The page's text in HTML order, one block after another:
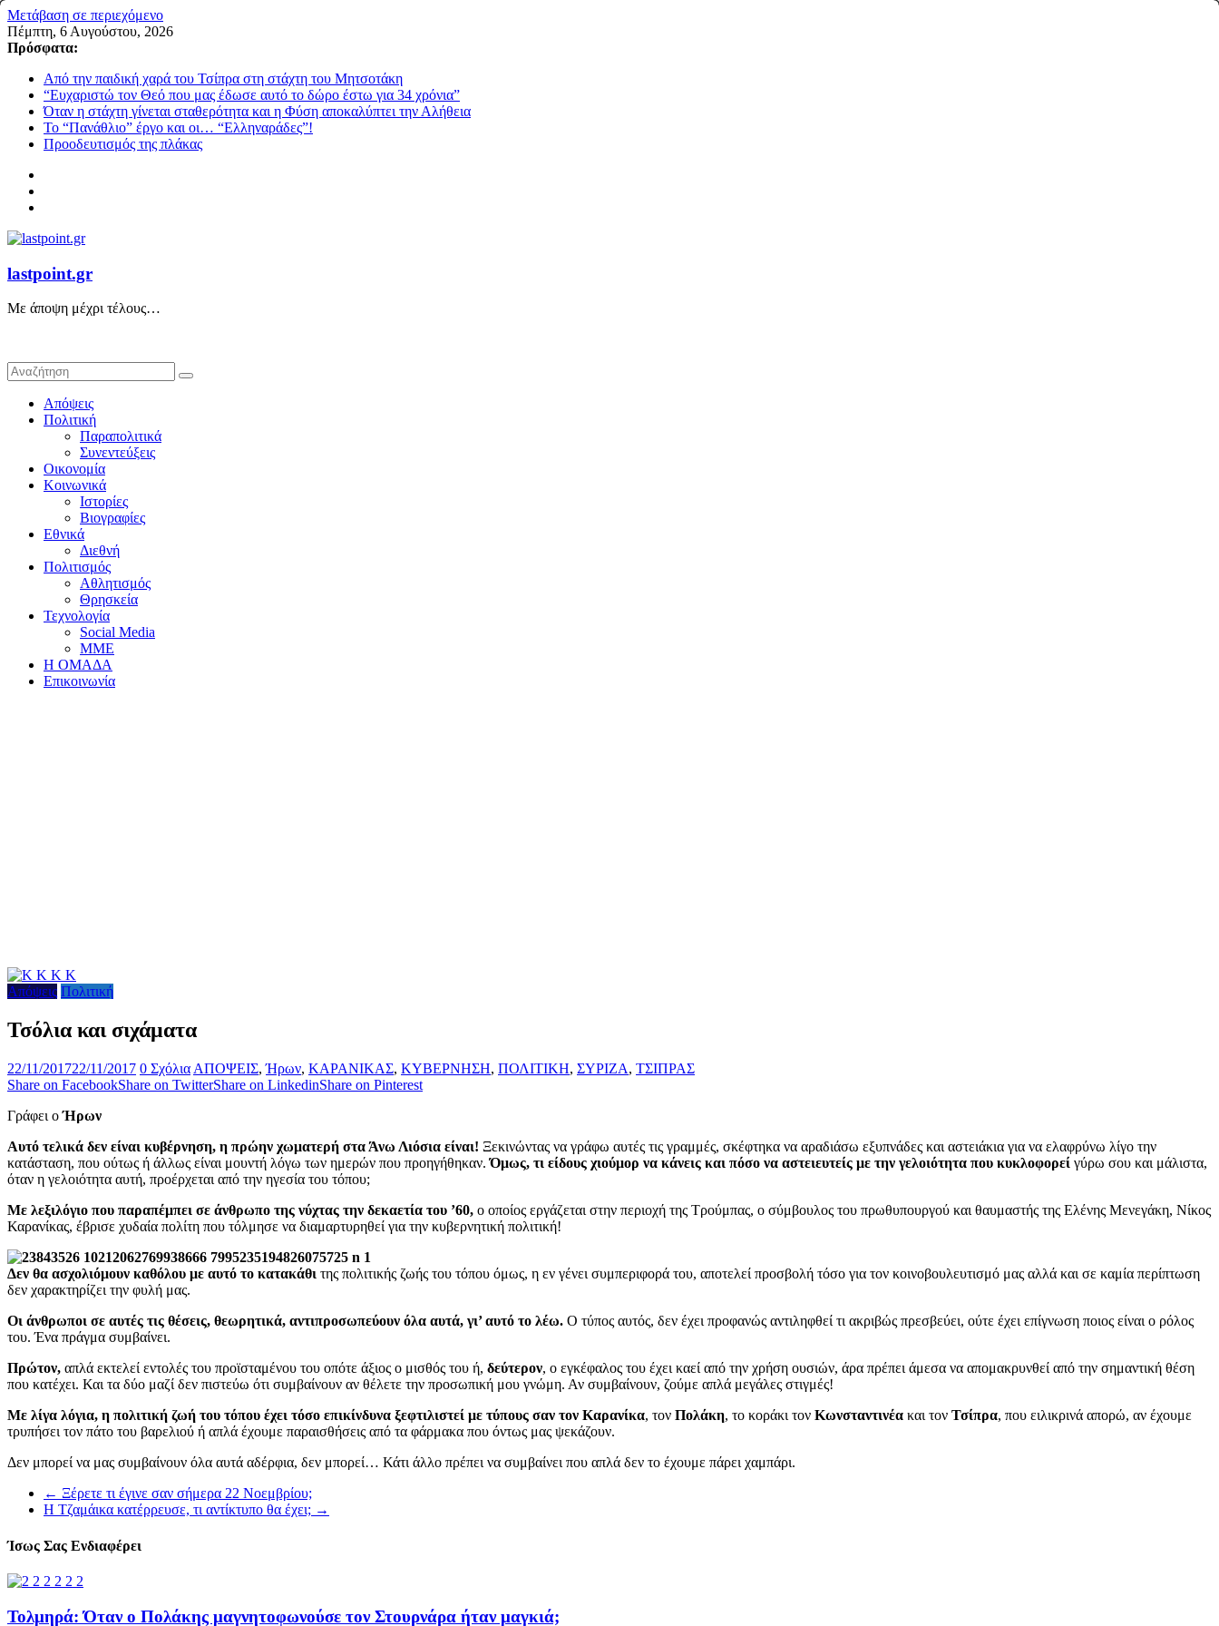
Μετάβαση σε περιεχόμενο
Πέμπτη, 6 Αυγούστου, 2026
Πρόσφατα:
Από την παιδική χαρά του Τσίπρα στη στάχτη του Μητσοτάκη
“Ευχαριστώ τον Θεό που μας έδωσε αυτό το δώρο έστω για 34 χρόνια”
Όταν η στάχτη γίνεται σταθερότητα και η Φύση αποκαλύπτει την Αλήθεια
Το “Πανάθλιο” έργο και οι… “Ελληναράδες”!
Προοδευτισμός της πλάκας
lastpoint.gr
Με άποψη μέχρι τέλους…
Απόψεις
Πολιτική
Παραπολιτικά
Συνεντεύξεις
Οικονομία
Κοινωνικά
Ιστορίες
Βιογραφίες
Εθνικά
Διεθνή
Πολιτισμός
Αθλητισμός
Θρησκεία
Τεχνολογία
Social Media
ΜΜΕ
Η ΟΜΑΔΑ
Επικοινωνία
Απόψεις Πολιτική
Τσόλια και σιχάματα
22/11/201722/11/2017 0 Σχόλια ΑΠΟΨΕΙΣ,Ήρων, ΚΑΡΑΝΙΚΑΣ, ΚΥΒΕΡΝΗΣΗ, ΠΟΛΙΤΙΚΗ, ΣΥΡΙΖΑ, ΤΣΙΠΡΑΣ
Share on FacebookShare on TwitterShare on LinkedinShare on Pinterest
Γράφει οΉρων
Αυτό τελικά δεν είναι κυβέρνηση, η πρώην χωματερή στα Άνω Λιόσια είναι! Ξεκινώντας να γράφω αυτές τις γραμμές, σκέφτηκα να αραδιάσω εξυπνάδες και αστειάκια για να ελαφρύνω λίγο την
κατάσταση, που ούτως ή άλλως είναι μουντή λόγω των ημερών που προηγήθηκαν.Όμως, τι είδους χιούμορ να κάνεις και πόσο να αστειευτείς με την γελοιότητα που κυκλοφορεί γύρω σου και μάλιστα,
όταν η γελοιότητα αυτή, προέρχεται από την ηγεσία του τόπου;
Με λεξιλόγιο που παραπέμπει σε άνθρωπο της νύχτας την δεκαετία του ’60, ο οποίος εργάζεται στην περιοχή της Τρούμπας, ο σύμβουλος του πρωθυπουργού και θαυμαστής της Ελένης Μενεγάκη, Νίκος
Καρανίκας, έβρισε χυδαία πολίτη που τόλμησε να διαμαρτυρηθεί για την κυβερνητική πολιτική!
Δεν θα ασχολιόμουν καθόλου με αυτό το κατακάθι της πολιτικής ζωής του τόπου όμως, η εν γένει συμπεριφορά του, αποτελεί προσβολή τόσο για τον κοινοβουλευτισμό μας αλλά και σε καμία περίπτωση
δεν χαρακτηρίζει την φυλή μας.
Οι άνθρωποι σε αυτές τις θέσεις, θεωρητικά, αντιπροσωπεύουν όλα αυτά, γι’ αυτό το λέω. Ο τύπος αυτός, δεν έχει προφανώς αντιληφθεί τι ακριβώς πρεσβεύει, ούτε έχει επίγνωση ποιος είναι ο ρόλος
του. Ένα πράγμα συμβαίνει.
Πρώτον, απλά εκτελεί εντολές του προϊσταμένου του οπότε άξιος ο μισθός του ή, δεύτερον, ο εγκέφαλος του έχει καεί από την χρήση ουσιών, άρα πρέπει άμεσα να απομακρυνθεί από την σημαντική θέση
που κατέχει. Και τα δύο μαζί δεν πιστεύω ότι συμβαίνουν αν θέλετε την προσωπική μου γνώμη. Αν συμβαίνουν, ζούμε απλά μεγάλες στιγμές!
Με λίγα λόγια, η πολιτική ζωή του τόπου έχει τόσο επικίνδυνα ξεφτιλιστεί με τύπους σαν τον Καρανίκα, τον Πολάκη, το κοράκι τον Κωνσταντινέα και τον Τσίπρα, που ειλικρινά απορώ, αν έχουμε
τρυπήσει τον πάτο του βαρελιού ή απλά έχουμε παραισθήσεις από τα φάρμακα που όντως μας ψεκάζουν.
Δεν μπορεί να μας συμβαίνουν όλα αυτά αδέρφια, δεν μπορεί… Κάτι άλλο πρέπει να συμβαίνει που απλά δεν το έχουμε πάρει χαμπάρι.
← Ξέρετε τι έγινε σαν σήμερα 22 Νοεμβρίου;
Η Τζαμάικα κατέρρευσε, τι αντίκτυπο θα έχει; →
Ίσως Σας Ενδιαφέρει
Τολμηρά: Όταν ο Πολάκης μαγνητοφωνούσε τον Στουρνάρα ήταν μαγκιά;